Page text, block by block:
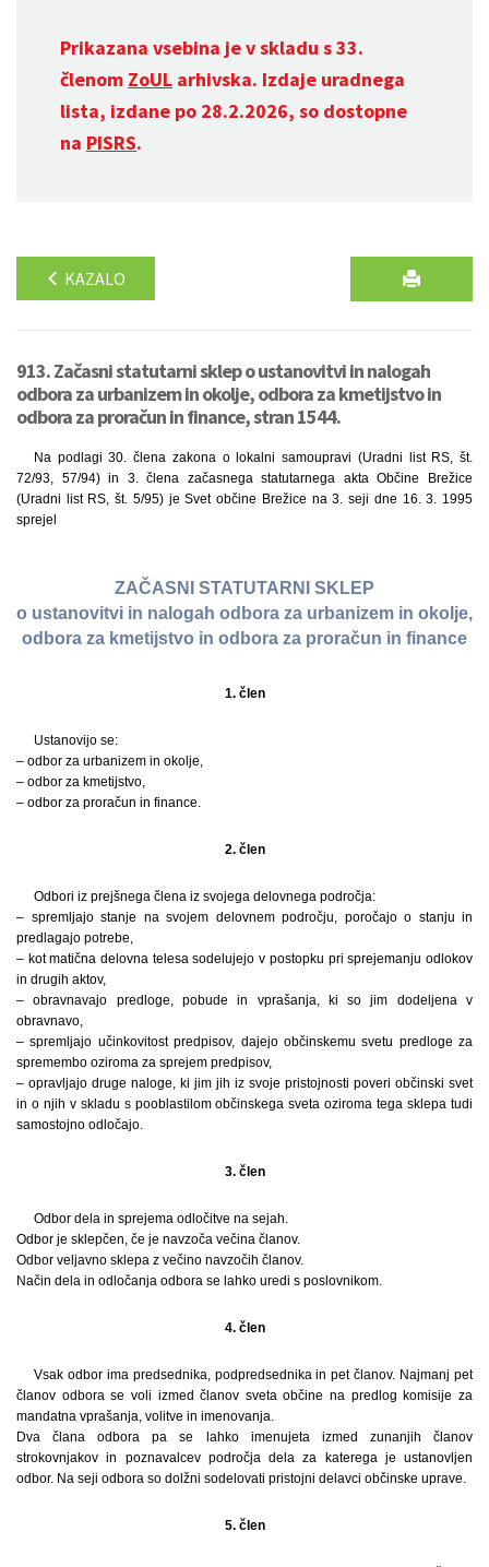
Prikazana vsebina je v skladu s 33.
členom ZoUL arhivska. Izdaje uradnega
lista, izdane po 28.2.2026, so dostopne
na PISRS.
KAZALO
913. Začasni statutarni sklep o ustanovitvi in nalogah
odbora za urbanizem in okolje, odbora za kmetijstvo in
odbora za proračun in finance, stran 1544.
Na podlagi 30. člena zakona o lokalni samoupravi (Uradni list RS, št.
72/93, 57/94) in 3. člena začasnega statutarnega akta Občine Brežice
(Uradni list RS, št. 5/95) je Svet občine Brežice na 3. seji dne 16. 3. 1995
sprejel
ZAČASNI STATUTARNI SKLEP
o ustanovitvi in nalogah odbora za urbanizem in okolje,
odbora za kmetijstvo in odbora za proračun in finance
1. člen
Ustanovijo se:
– odbor za urbanizem in okolje,
– odbor za kmetijstvo,
– odbor za proračun in finance.
2. člen
Odbori iz prejšnega člena iz svojega delovnega področja:
– spremljajo stanje na svojem delovnem področju, poročajo o stanju in
predlagajo potrebe,
– kot matična delovna telesa sodelujejo v postopku pri sprejemanju odlokov
in drugih aktov,
– obravnavajo predloge, pobude in vprašanja, ki so jim dodeljena v
obravnavo,
– spremljajo učinkovitost predpisov, dajejo občinskemu svetu predloge za
spremembo oziroma za sprejem predpisov,
– opravljajo druge naloge, ki jim jih iz svoje pristojnosti poveri občinski svet
in o njih v skladu s pooblastilom občinskega sveta oziroma tega sklepa tudi
samostojno odločajo.
3. člen
Odbor dela in sprejema odločitve na sejah.
Odbor je sklepčen, če je navzoča večina članov.
Odbor veljavno sklepa z večino navzočih članov.
Način dela in odločanja odbora se lahko uredi s poslovnikom.
4. člen
Vsak odbor ima predsednika, podpredsednika in pet članov. Najmanj pet
članov odbora se voli izmed članov sveta občine na predlog komisije za
mandatna vprašanja, volitve in imenovanja.
Dva člana odbora pa se lahko imenujeta izmed zunanjih članov
strokovnjakov in poznavalcev področja dela za katerega je ustanovljen
odbor. Na seji odbora so dolžni sodelovati pristojni delavci občinske uprave.
5. člen